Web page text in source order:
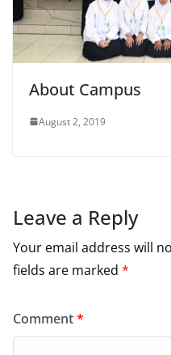
About Campus
August 2, 2019
Leave a Reply
Your email address will
fields are marked *
Comment*